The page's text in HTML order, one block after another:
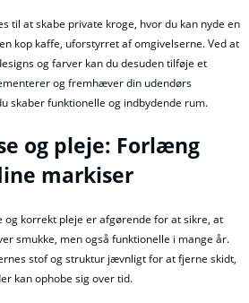
til at skabe private kroge, hvor du kan nyde en
kop kaffe, uforstyrret af omgivelserne. Ved at
og farver kan du desuden tilføje et
og fremhæver din udendørs
skaber funktionelle og indbydende rum.
og pleje: Forlæng
markiser
og korrekt pleje er afgørende for at sikre, at
smukke, men også funktionelle i mange år.
stof og struktur jævnligt for at fjerne skidt,
kan ophobe sig over tid.